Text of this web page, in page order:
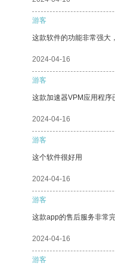
游客
这款软件的功能非常强大
2024-04-16
游客
这款加速器VPM应用程序
2024-04-16
游客
这个软件很好用
2024-04-16
游客
这款app的售后服务非常
2024-04-16
游客